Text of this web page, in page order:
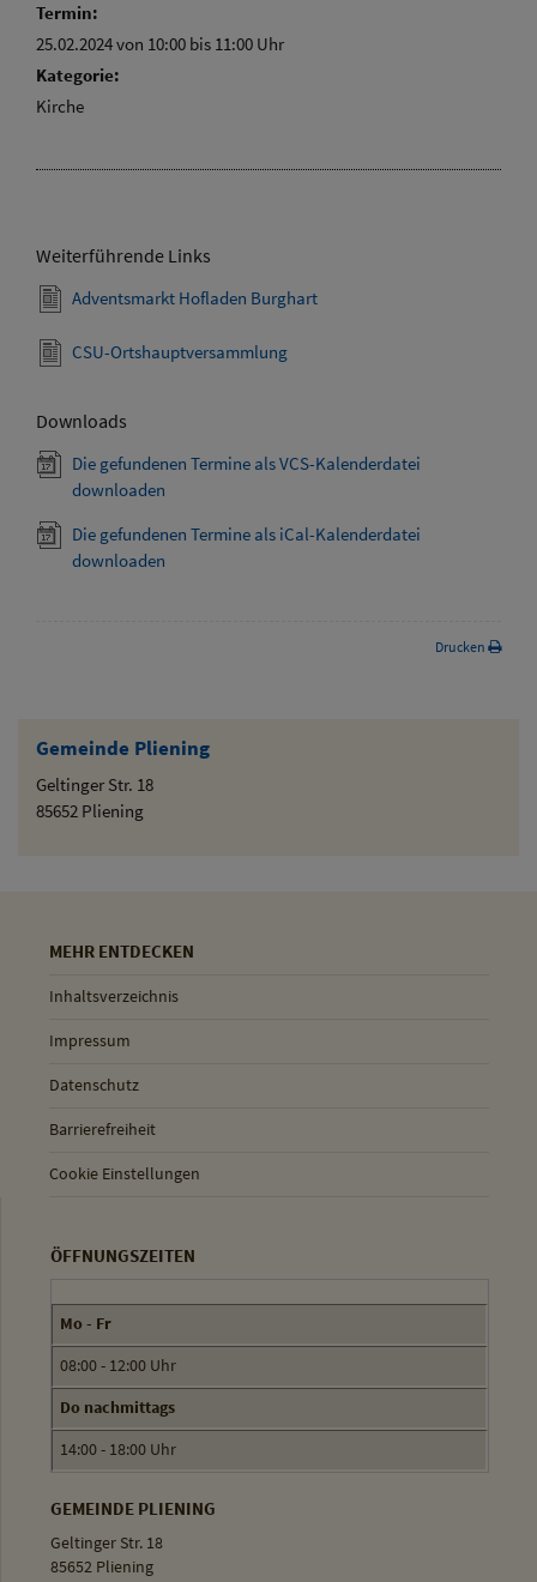
Gemeinde Pliening
Geltinger Str. 18
85652 Pliening
Termin:
25.02.2024 von 10:00 bis 11:00 Uhr
Kategorie:
Kirche
Weiterführende Links
Adventsmarkt Hofladen Burghart
CSU-Ortshauptversammlung
Downloads
Die gefundenen Termine als VCS-Kalenderdatei
downloaden
Die gefundenen Termine als iCal-Kalenderdatei
downloaden
Drucken
MEHR ENTDECKEN
Inhaltsverzeichnis
Impressum
Datenschutz
Barrierefreiheit
Cookie Einstellungen
ÖFFNUNGSZEITEN
Mo - Fr
08:00 - 12:00 Uhr
Do nachmittags
14:00 - 18:00 Uhr
GEMEINDE PLIENING
Geltinger Str. 18
85652 Pliening